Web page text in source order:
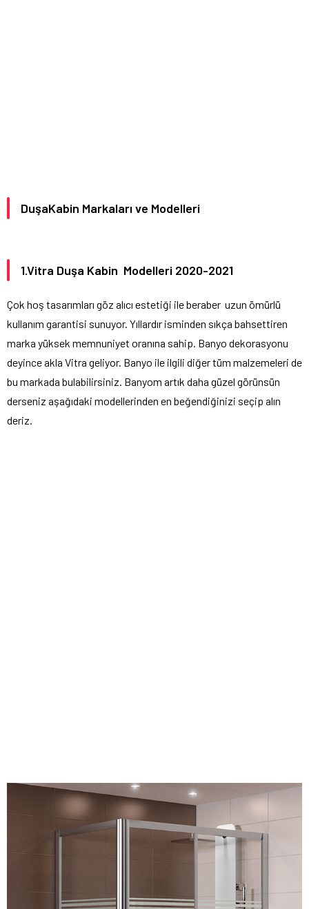
DuşaKabin Markaları ve Modelleri
1.Vitra Duşa Kabin Modelleri 2020-2021
Çok hoş tasarımları göz alıcı estetiği ile beraber uzun ömürlü
kullanım garantisi sunuyor. Yıllardır isminden sıkça bahsettiren
marka yüksek memnuniyet oranına sahip. Banyo dekorasyonu
deyince akla Vitra geliyor. Banyo ile ilgili diğer tüm malzemeleri de
bu markada bulabilirsiniz. Banyom artık daha güzel görünsün
derseniz aşağıdaki modellerinden en beğendiğinizi seçip alın
deriz.